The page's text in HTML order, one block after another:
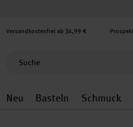
Versandkostenfrei ab 34,99 €
Neu
Neu general.openMenu
Basteln
Basteln
Schmuck